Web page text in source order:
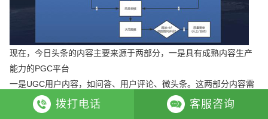
现在，今日头条的内容主要来源于两部分，一是具有成熟内容生产
能力的PGC平台
一是UGC用户内容，如问答、用户评论、微头条。这两部分内容需
要通过统一的审核机制。如果是数量相对少的PGC内容，会直接进
行风险审核，没有问题会大范围推荐。UGC内容需要经过一个风险
拨打电话 客服咨询